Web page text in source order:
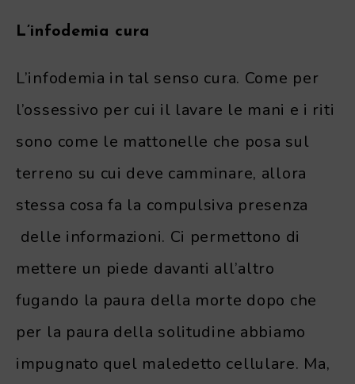
L’infodemia cura
L’infodemia in tal senso cura. Come per
l’ossessivo per cui il lavare le mani e i riti
sono come le mattonelle che posa sul
terreno su cui deve camminare, allora
stessa cosa fa la compulsiva presenza
delle informazioni. Ci permettono di
mettere un piede davanti all’altro
fugando la paura della morte dopo che
per la paura della solitudine abbiamo
impugnato quel maledetto cellulare. Ma,